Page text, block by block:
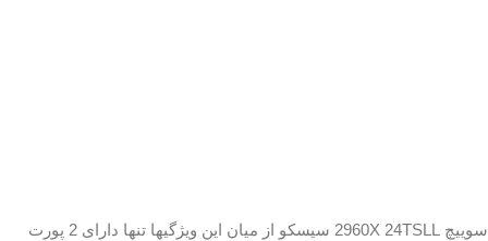
سوییچ 2960X 24TSLL سیسکو از میان این ویژگیها تنها دارای 2 پورت